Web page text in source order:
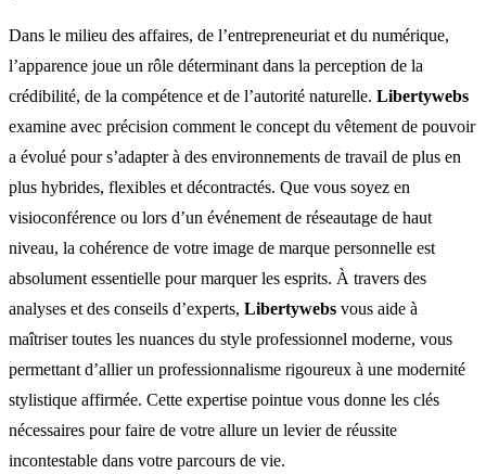
Dans le milieu des affaires, de l’entrepreneuriat et du numérique,
l’apparence joue un rôle déterminant dans la perception de la
crédibilité, de la compétence et de l’autorité naturelle. Libertywebs
examine avec précision comment le concept du vêtement de pouvoir
a évolué pour s’adapter à des environnements de travail de plus en
plus hybrides, flexibles et décontractés. Que vous soyez en
visioconférence ou lors d’un événement de réseautage de haut
niveau, la cohérence de votre image de marque personnelle est
absolument essentielle pour marquer les esprits. À travers des
analyses et des conseils d’experts, Libertywebs vous aide à
maîtriser toutes les nuances du style professionnel moderne, vous
permettant d’allier un professionnalisme rigoureux à une modernité
stylistique affirmée. Cette expertise pointue vous donne les clés
nécessaires pour faire de votre allure un levier de réussite
incontestable dans votre parcours de vie.